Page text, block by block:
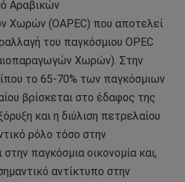
Αραβικών
Χωρών (OAPEC) που αποτελεί
του παγκόσμιου OPEC
Χωρών). Στην
το 65-70% των παγκόσμιων
βρίσκεται στο έδαφος της
και η διύλιση πετρελαίου
ρόλο τόσο στην
παγκόσμια οικονομία και,
αντίκτυπο στην